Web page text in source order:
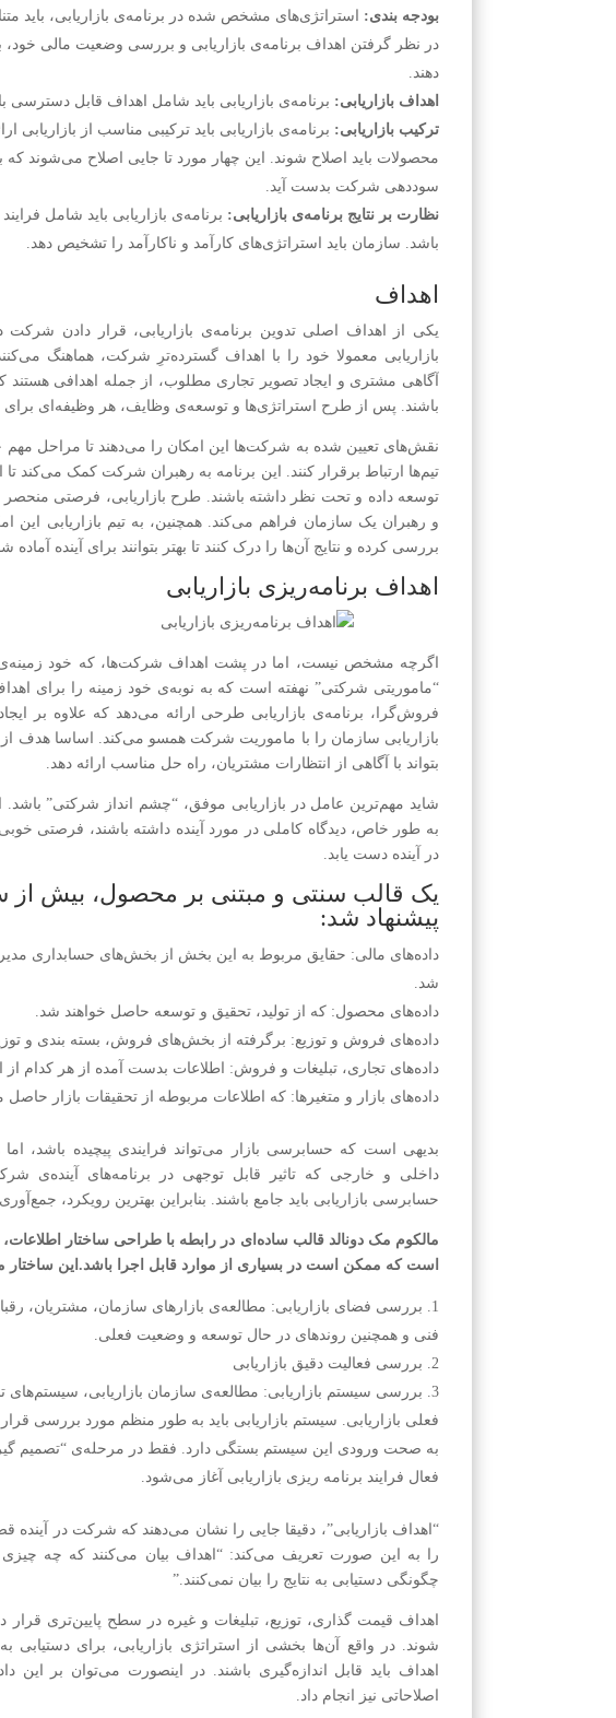
بودجه بندی: استراتژی‌های مشخص شده در برنامه‌ی بازاریابی، باید
در نظر گرفتن اهداف برنامه‌ی بازاریابی و بررسی وضعیت مالی خود،
دهند.
اهداف بازاریابی: برنامه‌ی بازاریابی باید شامل اهداف قابل دسترسی
ترکیب بازاریابی: برنامه‌ی بازاریابی باید ترکیبی مناسب از
محصولات باید اصلاح شوند. این چهار مورد تا جایی اصلاح می‌شوند که
سوددهی شرکت بدست آید.
نظارت بر نتایج برنامه‌ی بازاریابی: برنامه‌ی بازاریابی باید شامل
باشد. سازمان باید استراتژی‌های کارآمد و ناکارآمد را تشخیص دهد.
اهداف
یکی از اهداف اصلی تدوین برنامه‌ی بازاریابی، قرار دادن
بازاریابی معمولا خود را با اهداف گسترده‌ترِ شرکت، هماهنگ
آگاهی مشتری و ایجاد تصویر تجاری مطلوب، از جمله اهدافی هستند
باشند. پس از طرح استراتژی‌ها و توسعه‌ی وظایف، هر وظیفه‌ای
نقش‌های تعیین شده به شرکت‌ها این امکان را می‌دهند تا مراحل مهم
تیم‌ها ارتباط برقرار کنند. این برنامه به رهبران شرکت کمک می‌کند
توسعه داده و تحت نظر داشته باشند. طرح بازاریابی، فرصتی منحصر
و رهبران یک سازمان فراهم می‌کند. همچنین، به تیم بازاریابی این
بررسی کرده و نتایج آن‌ها را درک کنند تا بهتر بتوانند برای آینده آماده
اهداف برنامه‌ریزی بازاریابی
اگرچه مشخص نیست، اما در پشت اهداف شرکت‌ها، که خود زمینه‌ی
“ماموریتی شرکتی” نهفته است که به نوبه‌ی خود زمینه‌ را برای
فروش‌گرا، برنامه‌ی بازاریابی طرحی ارائه می‌دهد که علاوه بر
بازاریابی سازمان را با ماموریت شرکت همسو می‌کند. اساسا هدف
بتواند با آگاهی از انتظارات مشتریان، راه حل مناسب ارائه دهد.
شاید مهم‌ترین عامل در بازاریابی موفق، “چشم انداز شرکتی”
به طور خاص، دیدگاه کاملی در مورد آینده‌ داشته باشند، فرصتی
در آینده دست یابد.
یک قالب سنتی و مبتنی بر محصول، بیش
پیشنهاد شد:
داده‌های مالی: حقایق مربوط به این بخش از بخش‌های حسابداری
شد.
داده‌های محصول: که از تولید، تحقیق و توسعه حاصل خواهند شد.
داده‌های فروش و توزیع: برگرفته از بخش‌های فروش، بسته بندی و
داده‌های تجاری، تبلیغات و فروش: اطلاعات بدست آمده از هر کدام از
داده‌های بازار و متغیرها: که اطلاعات مربوطه از تحقیقات بازار حاصل
بدیهی است که حسابرسی بازار می‌تواند فرایندی پیچیده باشد،
داخلی و خارجی که تاثیر قابل توجهی در برنامه‌های آینده‌ی
حسابرسی بازاریابی باید جامع باشند. بنابراین بهترین رویکرد،
مالکوم مک دونالد قالب ساده‌ای در رابطه با طراحی ساختار
است که ممکن است در بسیاری از موارد قابل اجرا باشد.این
بررسی فضای بازاریابی: مطالعه‌ی بازارهای سازمان، مشتریان،
فنی و همچنین روندهای در حال توسعه و وضعیت فعلی.
بررسی فعالیت دقیق بازاریابی
بررسی سیستم بازاریابی: مطالعه‌ی سازمان بازاریابی، سیستم‌های
فعلی بازاریابی. سیستم بازاریابی باید به طور منظم مورد بررسی قرار
به صحت ورودی این سیستم بستگی دارد. فقط در مرحله‌ی “تصمیم
فعال فرایند برنامه ریزی بازاریابی آغاز می‌شود.
“اهداف بازاریابی”، دقیقا جایی را نشان می‌دهند که شرکت در آینده
را به این صورت تعریف می‌کند: “اهداف بیان می‌کنند که چه
چگونگی دستیابی به نتایج را بیان نمی‌کنند.”
اهداف قیمت گذاری، توزیع، تبلیغات و غیره در سطح پایین‌تری قرار
شوند. در واقع آن‌ها بخشی از استراتژی بازاریابی، برای دستیابی به
اهداف باید قابل اندازه‌گیری باشند. در اینصورت می‌توان بر
اصلاحاتی نیز انجام داد.